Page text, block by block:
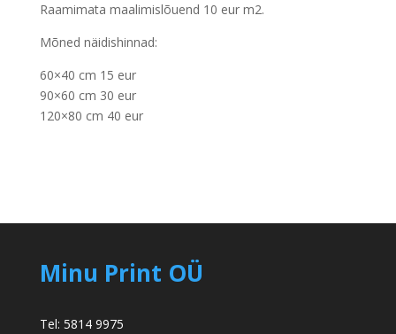
Raamimata maalimislõuend 10 eur m2.
Mõned näidishinnad:
60×40 cm 15 eur
90×60 cm 30 eur
120×80 cm 40 eur
Minu Print OÜ
Tel: 5814 9975